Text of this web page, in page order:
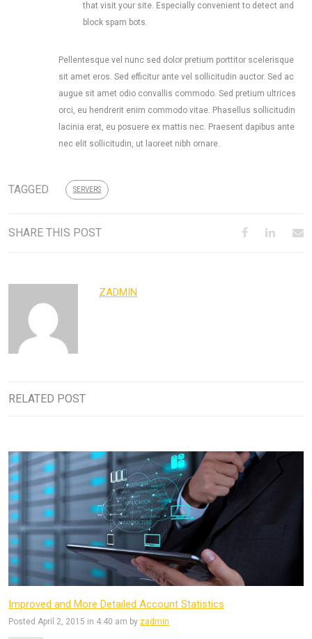
that visit your site. Especially convenient to detect and
block spam bots.
Pellentesque vel nunc sed dolor pretium porttitor scelerisque
sit amet eros. Sed efficitur ante vel sollicitudin auctor. Sed ac
augue sit amet odio convallis commodo. Sed pretium ultrices
orci, eu hendrerit enim commodo vitae. Phasellus sollicitudin
lacinia erat, eu posuere ex mattis nec. Praesent dapibus ante
nec elit sollicitudin, ut laoreet nibh ornare.
TAGGED SERVERS
SHARE THIS POST
ZADMIN
RELATED POST
Improved and More Detailed Account Statistics
Posted April 2, 2015 in 4:40 am by zadmin